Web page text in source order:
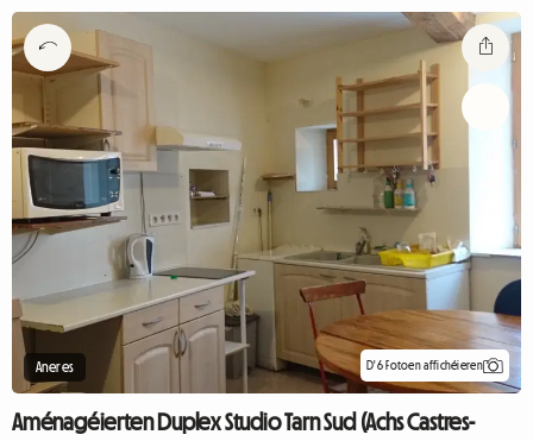
Aneres D'6 Fotoen affichéieren
Aménagéierten Duplex Studio Tarn Sud (Achs Castres-